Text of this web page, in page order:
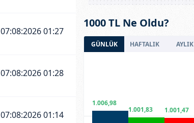
07:08:2026 01:27
07:08:2026 01:28
07:08:2026 01:14
1000 TL Ne Oldu?
GÜNLÜK HAFTALIK AYLIK
1.006,98
1.001,83 1.001,47